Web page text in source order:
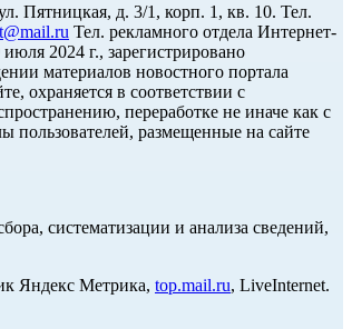
Пятницкая, д. 3/1, корп. 1, кв. 10. Тел.
Тел. рекламного отдела Интернет-
2024 г., зарегистрировано
материалов новостного портала
охраняется в соответствии с
переработке не иначе как с
пользователей, размещенные на сайте
систематизации и анализа сведений,
Яндекс Метрика, top.mail.ru, LiveInternet.